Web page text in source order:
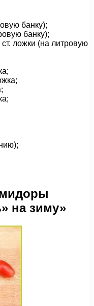
банку);
банку);
ложки (на литровую
на зиму»